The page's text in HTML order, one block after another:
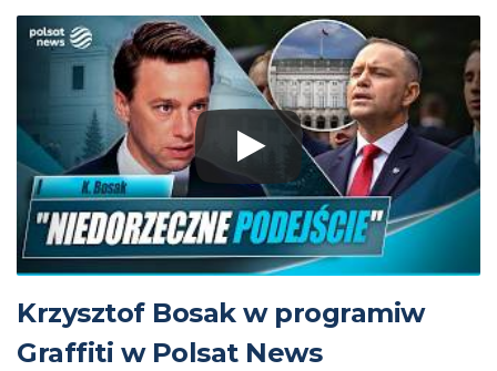
Krzysztof Bosak w programiw
Graffiti w Polsat News